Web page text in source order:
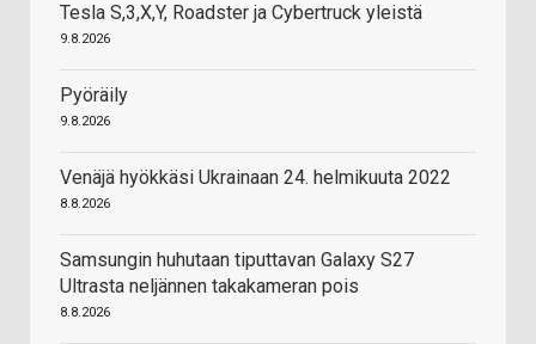
Tesla S,3,X,Y, Roadster ja Cybertruck yleistä
9.8.2026
Pyöräily
9.8.2026
Venäjä hyökkäsi Ukrainaan 24. helmikuuta 2022
8.8.2026
Samsungin huhutaan tiputtavan Galaxy S27
Ultrasta neljännen takakameran pois
8.8.2026